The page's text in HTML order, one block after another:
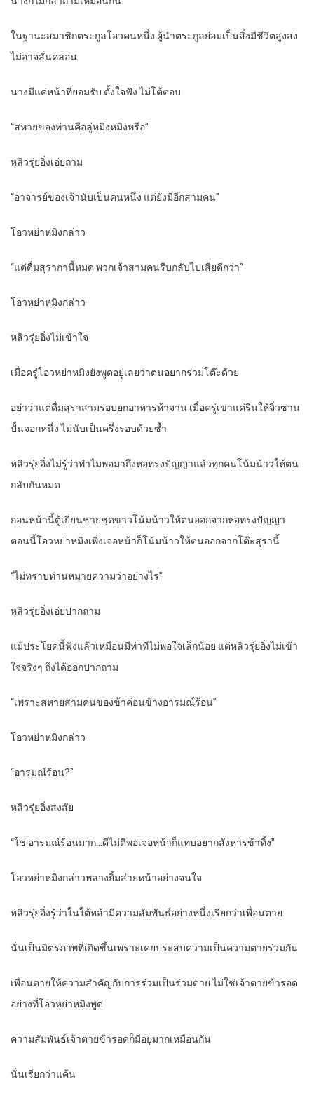
ในฐานะสมาชิกตระกูลโอวคนหนึ่ง ผู้นำตระกูลย่อมเป็นสิ่งมีชีวิตสูงส่ง
ไม่อาจสั่นคลอน
นางมีแค่หน้าที่ยอมรับ ตั้งใจฟัง ไม่โต้ตอบ
“สหายของท่านคือลู่หมิงหมิงหรือ”
หลิวรุ่ยอิ่งเอ่ยถาม
“อาจารย์ของเจ้านับเป็นคนหนึ่ง แต่ยังมีอีกสามคน”
โอวหย่าหมิงกล่าว
“แต่ดื่มสุรากานี้หมด พวกเจ้าสามคนรีบกลับไปเสียดีกว่า”
โอวหย่าหมิงกล่าว
หลิวรุ่ยอิ่งไม่เข้าใจ
เมื่อครู่โอวหย่าหมิงยังพูดอยู่เลยว่าตนอยากร่วมโต๊ะด้วย
อย่าว่าแต่ดื่มสุราสามรอบยกอาหารห้าจาน เมื่อครู่เขาแค่รินให้จิ่วซาน
ปั้นจอกหนึ่ง ไม่นับเป็นครึ่งรอบด้วยซ้ำ
หลิวรุ่ยอิ่งไม่รู้ว่าทำไมพอมาถึงหอทรงปัญญาแล้วทุกคนโน้มน้าวให้ตน
กลับกันหมด
ก่อนหน้านี้ตู้เยี่ยนชายชุดขาวโน้มน้าวให้ตนออกจากหอทรงปัญญา
ตอนนี้โอวหย่าหมิงเพิ่งเจอหน้าก็โน้มน้าวให้ตนออกจากโต๊ะสุรานี้
“ไม่ทราบท่านหมายความว่าอย่างไร”
หลิวรุ่ยอิ่งเอ่ยปากถาม
แม้ประโยคนี้ฟังแล้วเหมือนมีท่าทีไม่พอใจเล็กน้อย แต่หลิวรุ่ยอิ่งไม่เข้า
ใจจริงๆ ถึงได้ออกปากถาม
“เพราะสหายสามคนของข้าค่อนข้างอารมณ์ร้อน”
โอวหย่าหมิงกล่าว
“อารมณ์ร้อน?”
หลิวรุ่ยอิ่งสงสัย
“ใช่ อารมณ์ร้อนมาก…ดีไม่ดีพอเจอหน้าก็แทบอยากสังหารข้าทิ้ง”
โอวหย่าหมิงกล่าวพลางยิ้มส่ายหน้าอย่างจนใจ
หลิวรุ่ยอิ่งรู้ว่าในใต้หล้ามีความสัมพันธ์อย่างหนึ่งเรียกว่าเพื่อนตาย
นั่นเป็นมิตรภาพที่เกิดขึ้นเพราะเคยประสบความเป็นความตายร่วมกัน
เพื่อนตายให้ความสำคัญกับการร่วมเป็นร่วมตาย ไม่ใช่เจ้าตายข้ารอด
อย่างที่โอวหย่าหมิงพูด
ความสัมพันธ์เจ้าตายข้ารอดก็มีอยู่มากเหมือนกัน
นั่นเรียกว่าแค้น